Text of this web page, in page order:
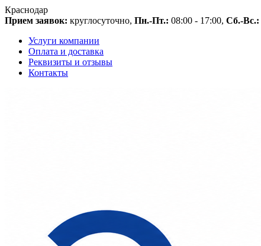
Краснодар
Прием заявок: круглосуточно, Пн.-Пт.: 08:00 - 17:00, Сб.-Вс.:
Услуги компании
Оплата и доставка
Реквизиты и отзывы
Контакты